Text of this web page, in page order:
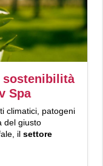
sostenibilità
Spa
climatici, patogeni
del giusto
il settore